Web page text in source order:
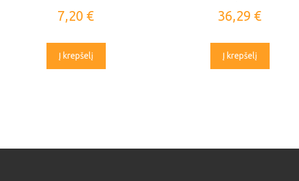
7,20 €
Į krepšelį
36,29 €
Į krepšelį